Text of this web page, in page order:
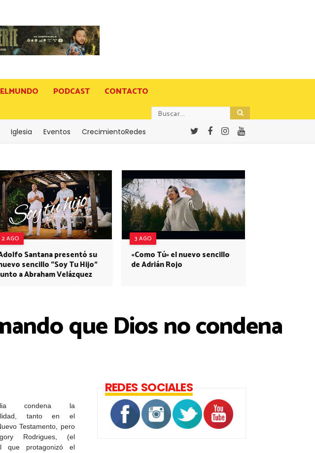
ELMUNDO PODCAST CONTACTO
Iglesia Eventos CrecimientoRedes
2 AGO
Santana presentó su
sencillo “Soy Tu Hijo”
a Abraham Velázquez
3 AGO
«Como Tú» el nuevo sencillo
de Adrián Rojo
que Dios no condena
condena la
tanto en el
Testamento, pero
Rodrigues, (el
que protagonizó el
REDES SOCIALES